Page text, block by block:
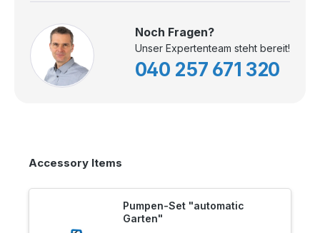
Noch Fragen?
Unser Expertenteam steht bereit!
040 257 671 320
Accessory Items
Pumpen-Set "automatic
Garten"